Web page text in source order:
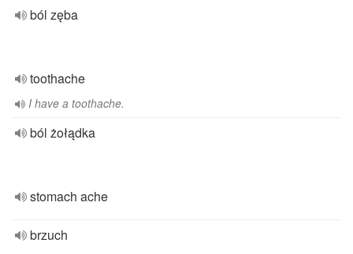
ból zęba
toothache
I have a toothache.
ból żołądka
stomach ache
brzuch